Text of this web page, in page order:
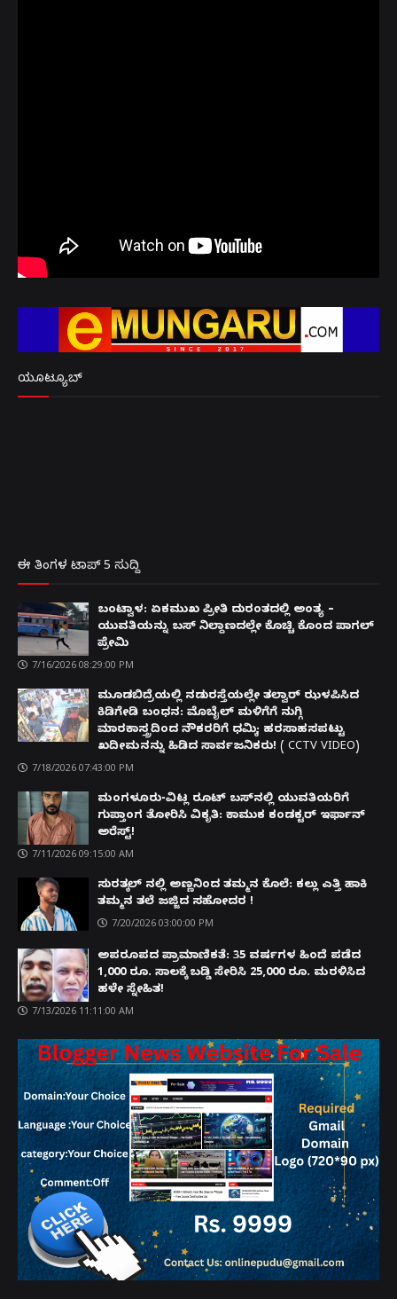
ಯೂಟ್ಯೂಬ್
ಈ ತಿಂಗಳ ಟಾಪ್ 5 ಸುದ್ದಿ
ಬಂಟ್ವಾಳ: ಏಕಮುಖ ಪ್ರೀತಿ ದುರಂತದಲ್ಲಿ ಅಂತ್ಯ –
ಯುವತಿಯನ್ನು ಬಸ್ ನಿಲ್ದಾಣದಲ್ಲೇ ಕೊಚ್ಚಿ ಕೊಂದ ಪಾಗಲ್
ಪ್ರೇಮಿ
7/16/2026 08:29:00 PM
ಮೂಡಬಿದ್ರೆಯಲ್ಲಿ ನಡುರಸ್ತೆಯಲ್ಲೇ ತಲ್ವಾರ್ ಝಳಪಿಸಿದ
ಕಿಡಿಗೇಡಿ ಬಂಧನ: ಮೊಬೈಲ್ ಮಳಿಗೆಗೆ ನುಗ್ಗಿ
ಮಾರಕಾಸ್ತ್ರದಿಂದ ನೌಕರರಿಗೆ ಧಮ್ಕಿ; ಹರಸಾಹಸಪಟ್ಟು
ಖದೀಮನನ್ನು ಹಿಡಿದ ಸಾರ್ವಜನಿಕರು! ( CCTV VIDEO)
7/18/2026 07:43:00 PM
ಮಂಗಳೂರು-ವಿಟ್ಲ ರೂಟ್ ಬಸ್‌ನಲ್ಲಿ ಯುವತಿಯರಿಗೆ
ಗುಪ್ತಾಂಗ ತೋರಿಸಿ ವಿಕೃತಿ: ಕಾಮುಕ ಕಂಡಕ್ಟರ್ ಇರ್ಫಾನ್
ಅರೆಸ್ಟ್!
7/11/2026 09:15:00 AM
ಸುರತ್ಕಲ್ ನಲ್ಲಿ ಅಣ್ಣನಿಂದ ತಮ್ಮನ ಕೊಲೆ: ಕಲ್ಲು ಎತ್ತಿ ಹಾಕಿ
ತಮ್ಮನ ತಲೆ ಜಜ್ಜಿದ ಸಹೋದರ !
7/20/2026 03:00:00 PM
ಅಪರೂಪದ ಪ್ರಾಮಾಣಿಕತೆ: 35 ವರ್ಷಗಳ ಹಿಂದೆ ಪಡೆದ
1,000 ರೂ. ಸಾಲಕ್ಕೆ ಬಡ್ಡಿ ಸೇರಿಸಿ 25,000 ರೂ. ಮರಳಿಸಿದ
ಹಳೇ ಸ್ನೇಹಿತ!
7/13/2026 11:11:00 AM